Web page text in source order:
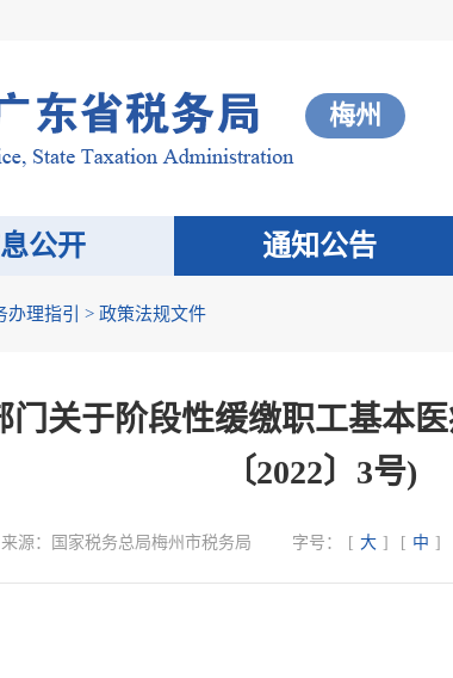
梅州
公开 通知公告
办理指引 > 政策法规文件
门关于阶段性缓缴职工基本
〔2022〕3号)
来源： 国家税务总局梅州市税务局 字号： [ 大 ] [ 中 ]